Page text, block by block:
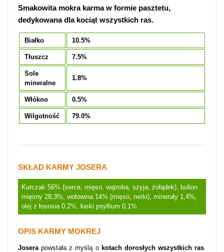
Smakowita mokra karma w formie pasztetu,
dedykowana dla kociąt wszystkich ras.
Białko 10.5%
Tłuszcz 7.5%
Sole
mineralne
1.8%
Włókno 0.5%
Wilgotność 79.0%
SKŁAD KARMY JOSERA
Kurczak 56% (serce, mięso, wątroba, szyja, żołądek), bulion
mięsny 28,3%, wołowina 14% (mięso, nerki), minerały 1,4%,
olej z łososia 0,2%, łuski psyllium 0,1%
OPIS KARMY MOKREJ
Joserapowstała z myślą o kotach dorosłych wszystkich ras.